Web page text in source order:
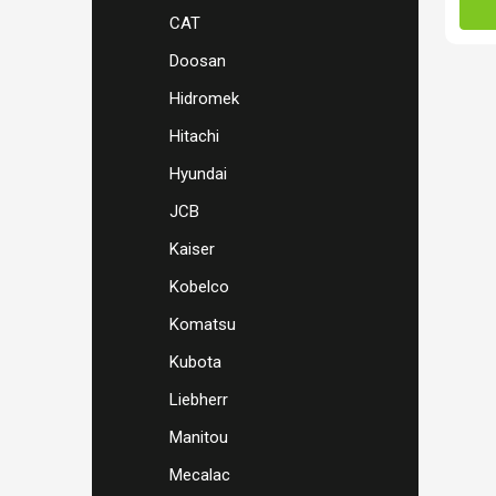
CAT
Doosan
Hidromek
Hitachi
Hyundai
JCB
Kaiser
Kobelco
Komatsu
Kubota
Liebherr
Manitou
Mecalac